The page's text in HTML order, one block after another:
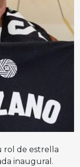
rol de estrella
inaugural.